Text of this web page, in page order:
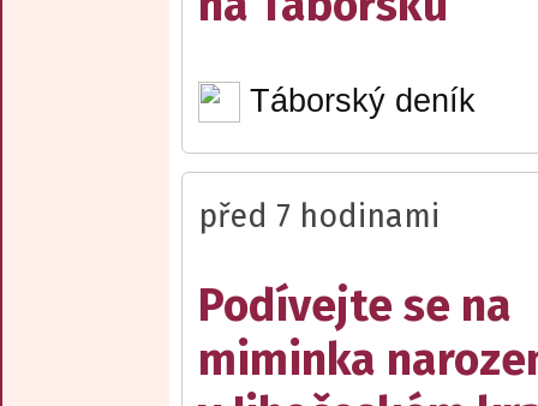
Táborský deník
před 7 hodinami
Podívejte se na
miminka